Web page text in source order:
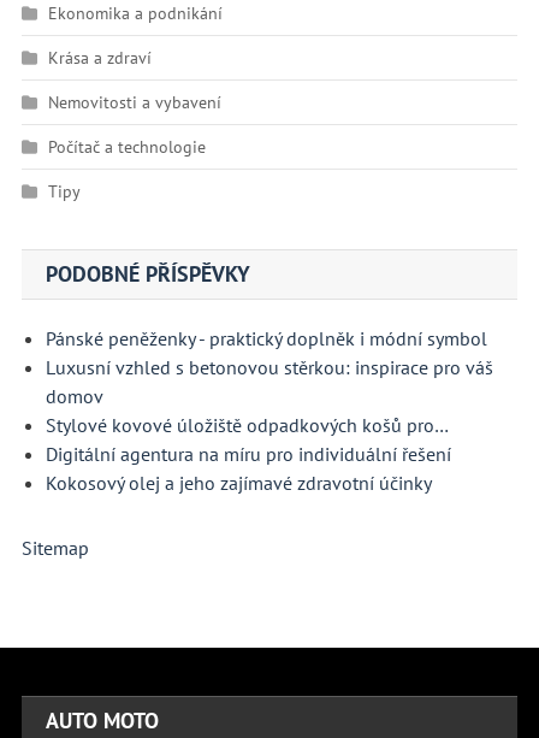
Ekonomika a podnikání
Krása a zdraví
Nemovitosti a vybavení
Počítač a technologie
Tipy
PODOBNÉ PŘÍSPĚVKY
Pánské peněženky - praktický doplněk i módní symbol
Luxusní vzhled s betonovou stěrkou: inspirace pro váš
domov
Stylové kovové úložiště odpadkových košů pro…
Digitální agentura na míru pro individuální řešení
Kokosový olej a jeho zajímavé zdravotní účinky
Sitemap
AUTO MOTO